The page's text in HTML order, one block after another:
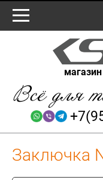
Заключка